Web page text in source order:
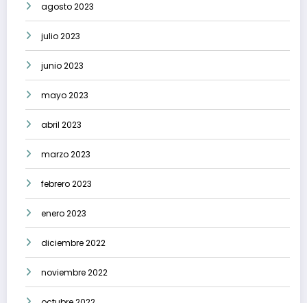
agosto 2023
julio 2023
junio 2023
mayo 2023
abril 2023
marzo 2023
febrero 2023
enero 2023
diciembre 2022
noviembre 2022